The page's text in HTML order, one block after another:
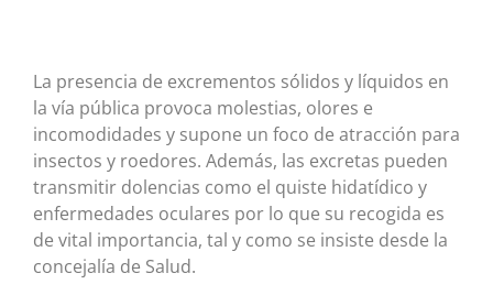
La presencia de excrementos sólidos y líquidos en
la vía pública provoca molestias, olores e
incomodidades y supone un foco de atracción para
insectos y roedores. Además, las excretas pueden
transmitir dolencias como el quiste hidatídico y
enfermedades oculares por lo que su recogida es
de vital importancia, tal y como se insiste desde la
concejalía de Salud.